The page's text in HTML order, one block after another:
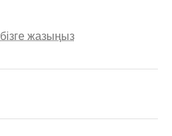
бізге жазыңыз